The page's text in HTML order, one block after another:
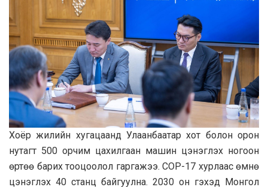
Хоёр жилийн хугацаанд Улаанбаатар хот болон орон
нутагт 500 орчим цахилгаан машин цэнэглэх ногоон
өртөө барих тооцоолол гаргажээ. COP-17 хурлаас өмнө
цэнэглэх 40 станц байгуулна. 2030 он гэхэд Монгол